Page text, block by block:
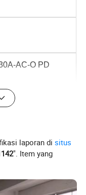
AC-O PD
3.3-11V / 3A
laporan disitus
". Item yang